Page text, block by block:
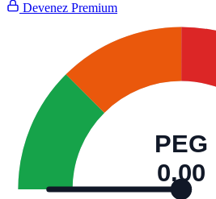
Devenez Premium
PEG
0,00